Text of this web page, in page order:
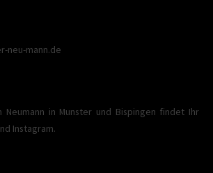
neu-mann.de
Neumann in Munster und Bispingen findet Ihr
Instagram.